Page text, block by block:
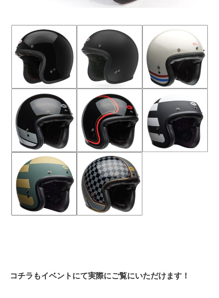
コチラもイベントにて実際にご覧にいただけます！